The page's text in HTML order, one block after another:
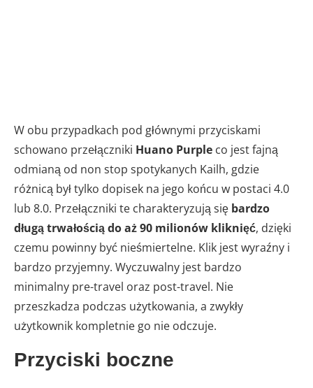
W obu przypadkach pod głównymi przyciskami
schowano przełączniki Huano Purple co jest fajną
odmianą od non stop spotykanych Kailh, gdzie
różnicą był tylko dopisek na jego końcu w postaci 4.0
lub 8.0. Przełączniki te charakteryzują się bardzo
długą trwałością do aż 90 milionów kliknięć, dzięki
czemu powinny być nieśmiertelne. Klik jest wyraźny i
bardzo przyjemny. Wyczuwalny jest bardzo
minimalny pre-travel oraz post-travel. Nie
przeszkadza podczas użytkowania, a zwykły
użytkownik kompletnie go nie odczuje.
Przyciski boczne